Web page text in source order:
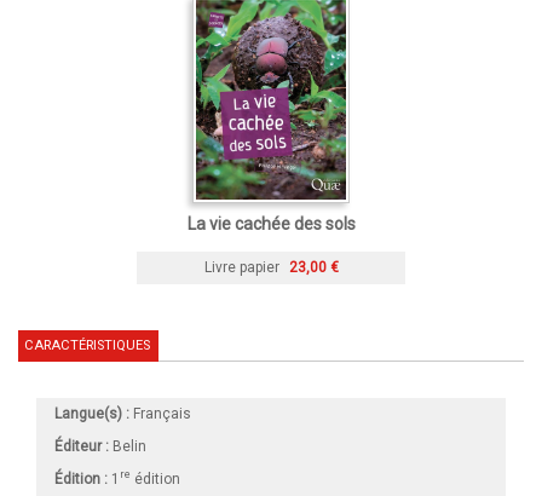
La vie cachée des sols
Livre papier 23,00 €
CARACTÉRISTIQUES
Langue(s) : Français
Éditeur : Belin
Édition : 1 re édition